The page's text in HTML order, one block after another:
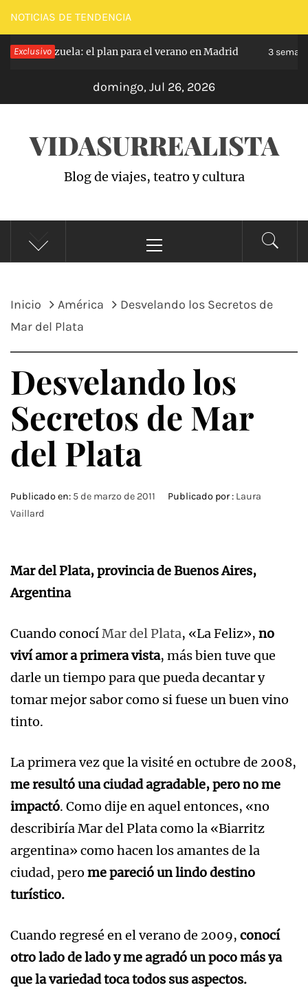
Saltar
al
contenido
NOTICIAS DE TENDENCIA
Exclusivo
Zarzuela: el plan para el verano en Madrid 3 semanas
domingo, Jul 26, 2026
VIDASURREALISTA
Blog de viajes, teatro y cultura
principal
Inicio América
Desvelando los Secretos de
Mar del Plata
Desvelando los
Secretos de Mar
del Plata
Publicado en: 5 de marzo de 2011 Publicado por : Laura
Vaillard
Mar del Plata, provincia de Buenos Aires,
Argentina
Cuando conocíMar del Plata, «La Feliz», no
viví amor a primera vista, más bien tuve que
darle un tiempo para que pueda decantar y
tomar mejor sabor como si fuese un buen vino
tinto.
La primera vez que la visité en octubre de 2008,
me resultó una ciudad agradable, pero no me
impactó. Como dije en aquel entonces, «no
describiría Mar del Plata como la «Biarritz
argentina» como hacen los amantes de la
ciudad, pero me pareció un lindo destino
turístico.
Cuando regresé en el verano de 2009, conocí
otro lado de lado y me agradó un poco más ya
que la variedad toca todos sus aspectos.